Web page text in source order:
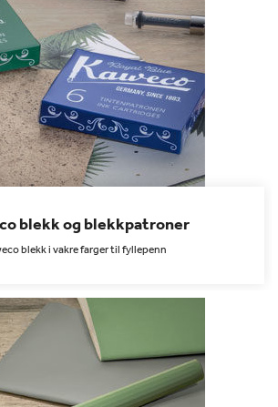
blekk og blekkpatroner
blekk i vakre farger til fyllepenn